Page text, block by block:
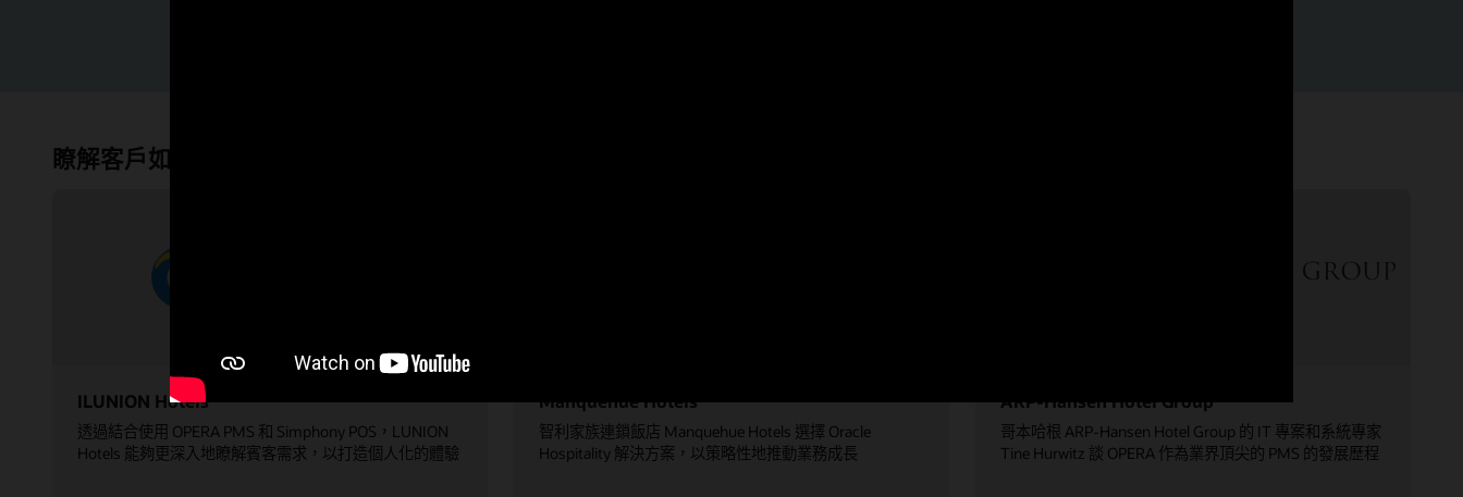
瞭解客戶如何使用 OPERA 5 解決方案
ILUNION Hotels
透過結合使用 OPERA PMS 和 Simphony POS，LUNION
Hotels 能夠更深入地瞭解賓客需求，以打造個人化的體驗
Manquehue Hotels
智利家族連鎖飯店 Manquehue Hotels 選擇 Oracle
Hospitality 解決方案，以策略性地推動業務成長
ARP-Hansen Hotel Group
哥本哈根 ARP-Hansen Hotel Group 的 IT 專案和系統專家
Tine Hurwitz 談 OPERA 作為業界頂尖的 PMS 的發展歷程